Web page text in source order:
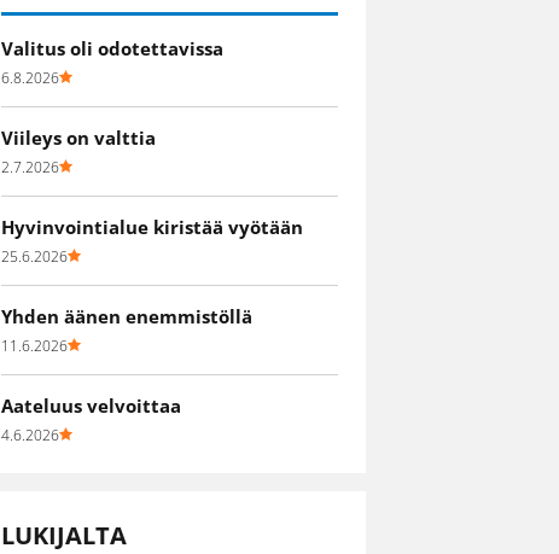
Valitus oli odotettavissa
6.8.2026
Viileys on valttia
2.7.2026
Hyvinvointialue kiristää vyötään
25.6.2026
Yhden äänen enemmistöllä
11.6.2026
Aateluus velvoittaa
4.6.2026
LUKIJALTA